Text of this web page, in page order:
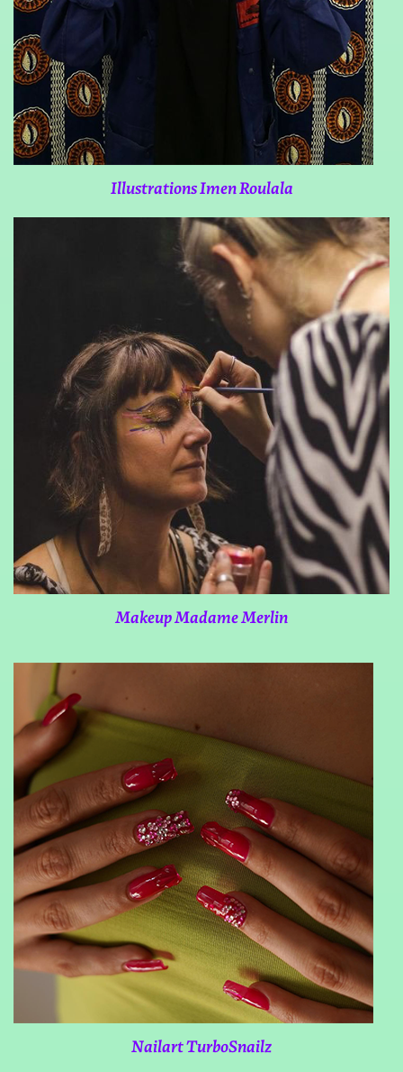
Illustrations Imen Roulala
Makeup Madame Merlin
Nailart TurboSnailz